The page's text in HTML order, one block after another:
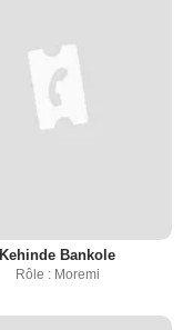
Kehinde Bankole
Rôle : Moremi